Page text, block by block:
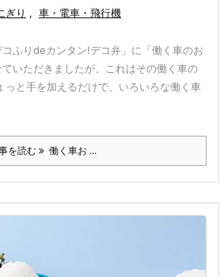
ぎり , 車・電車・飛行機
ふりdeカンタン!デコ弁」に「働く車のお
いただきましたが、これはその働く車の
っと手を加えるだけで、いろいろな働く車
を読む 働く車お ...